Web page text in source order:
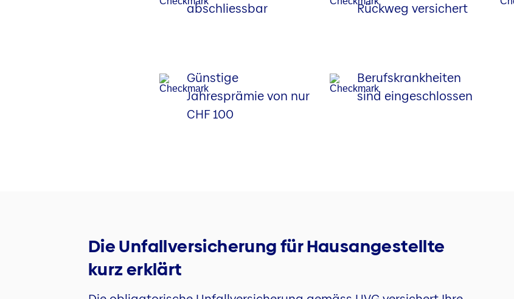
abschliessbar
Rückweg versichert
Günstige
Jahresprämie von nur
CHF 100
Berufskrankheiten
sind eingeschlossen
Die Unfallversicherung für Hausangestellte
kurz erklärt